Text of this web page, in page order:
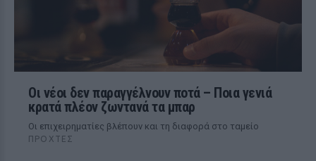
Οι νέοι δεν παραγγέλνουν ποτά – Ποια γενιά
κρατά πλέον ζωντανά τα μπαρ
Οι επιχειρηματίες βλέπουν και τη διαφορά στο ταμείο
ΠΡΟΧΤΈΣ